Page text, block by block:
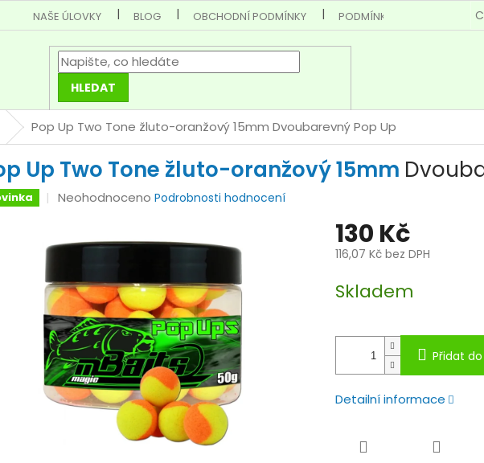
NAŠE ÚLOVKY BLOG OBCHODNÍ PODMÍNKY PODMÍNKY OCHRANY
HLEDAT
Pop Up Two Tone žluto-oranžový 15mm Dvoubarevný Pop Up
Up Two Tone žluto-oranžový 15mm
Průměrné
je
z
5
hvězdiček.
Neohodnoceno Podrobnosti hodnocení
130 Kč
116,07 Kč bez DPH
cena:
Skladem
Přidat
Detailní informace